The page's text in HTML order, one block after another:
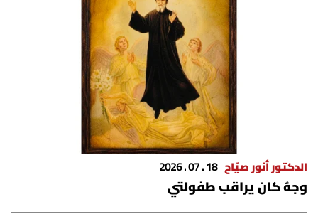
الدكتور أنور صيّاح 18 . 07 . 2026
وجهٌ كان يراقب طفولتي